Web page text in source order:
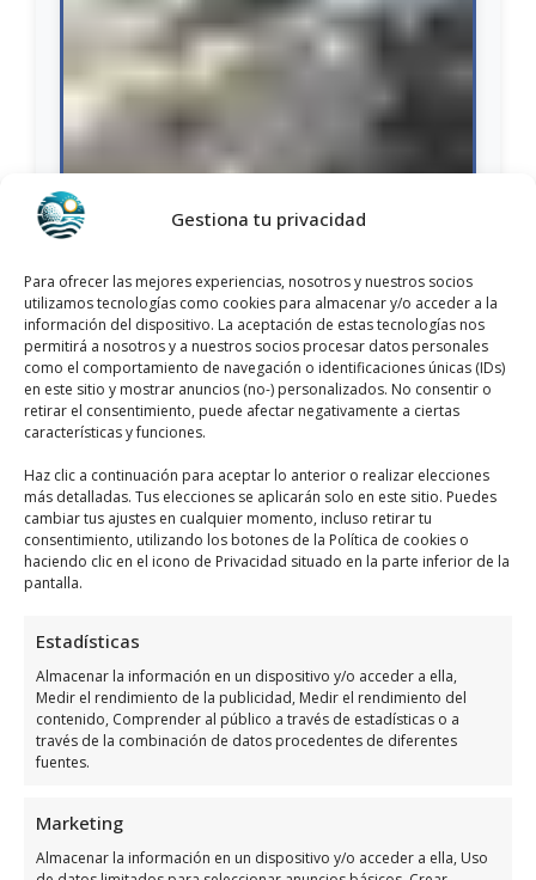
Gestiona tu privacidad
Para ofrecer las mejores experiencias, nosotros y nuestros socios
utilizamos tecnologías como cookies para almacenar y/o acceder a la
información del dispositivo. La aceptación de estas tecnologías nos
permitirá a nosotros y a nuestros socios procesar datos personales
como el comportamiento de navegación o identificaciones únicas (IDs)
en este sitio y mostrar anuncios (no-) personalizados. No consentir o
retirar el consentimiento, puede afectar negativamente a ciertas
características y funciones.
Haz clic a continuación para aceptar lo anterior o realizar elecciones
más detalladas. Tus elecciones se aplicarán solo en este sitio. Puedes
cambiar tus ajustes en cualquier momento, incluso retirar tu
consentimiento, utilizando los botones de la Política de cookies o
haciendo clic en el icono de Privacidad situado en la parte inferior de la
pantalla.
Estadísticas
Almacenar la información en un dispositivo y/o acceder a ella,
Medir el rendimiento de la publicidad, Medir el rendimiento del
contenido, Comprender al público a través de estadísticas o a
través de la combinación de datos procedentes de diferentes
fuentes.
Marketing
Almacenar la información en un dispositivo y/o acceder a ella, Uso
Dirección:Urbanización Rocio del Mar, Villas Don
Quijote, s/n, 03185 Orihuela, Alicante, Alicante,
España
Provincia: Alicante
Municipio:
Categoría:Hospitales Privados
Teléfono:+34 653 80 27 85
Sitio web:www.centro-medico-internacional.es
Opiniones:
Llamar Ahora
Como llegar a Dr. J.M. Paz
Dr. J.M. Paz Fajardo Centro Medico